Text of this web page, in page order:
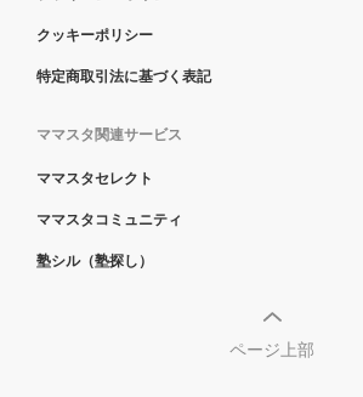
クッキーポリシー
特定商取引法に基づく表記
ママスタ関連サービス
ママスタセレクト
ママスタコミュニティ
塾シル（塾探し）
ページ上部